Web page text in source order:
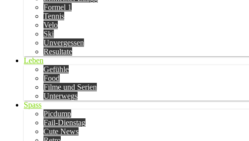
Formel 1
Tennis
Velo
Ski
Unvergessen
Resultate
Leben
Gefühle
Food
Filme und Serien
Unterwegs
Spass
Picdump
Fail-Dienstag
Cute News